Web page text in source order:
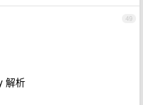
49
解析